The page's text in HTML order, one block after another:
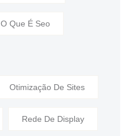
O Que É Seo
Otimização De Sites
Rede De Display